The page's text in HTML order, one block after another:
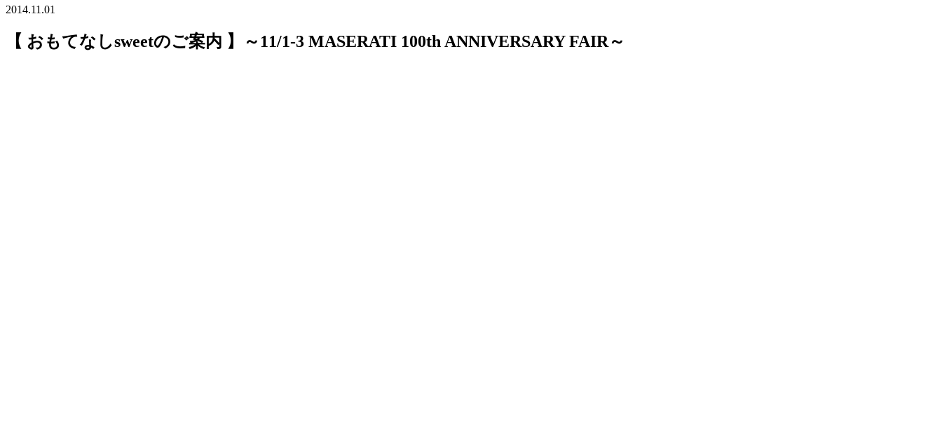
2014.11.01
【 おもてなしsweetのご案内 】～11/1-3 MASERATI 100th ANNIVERSARY FAIR～